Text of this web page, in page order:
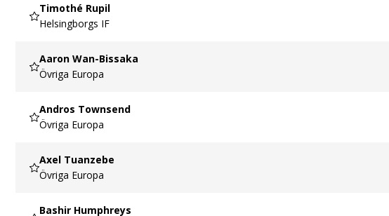
Timothé Rupil
Helsingborgs IF
Aaron Wan-Bissaka
Övriga Europa
Andros Townsend
Övriga Europa
Axel Tuanzebe
Övriga Europa
Bashir Humphreys